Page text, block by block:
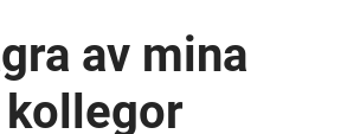
av mina
kollegor